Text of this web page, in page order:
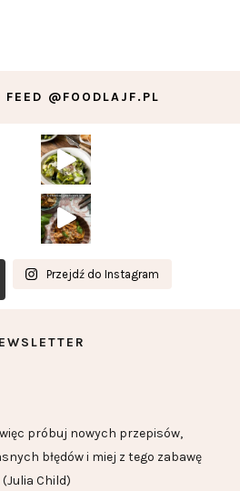
@FOODLAJF.PL
Przejdź do Instagram
próbuj nowych przepisów,
błędów i miej z tego zabawę
(Julia Child)